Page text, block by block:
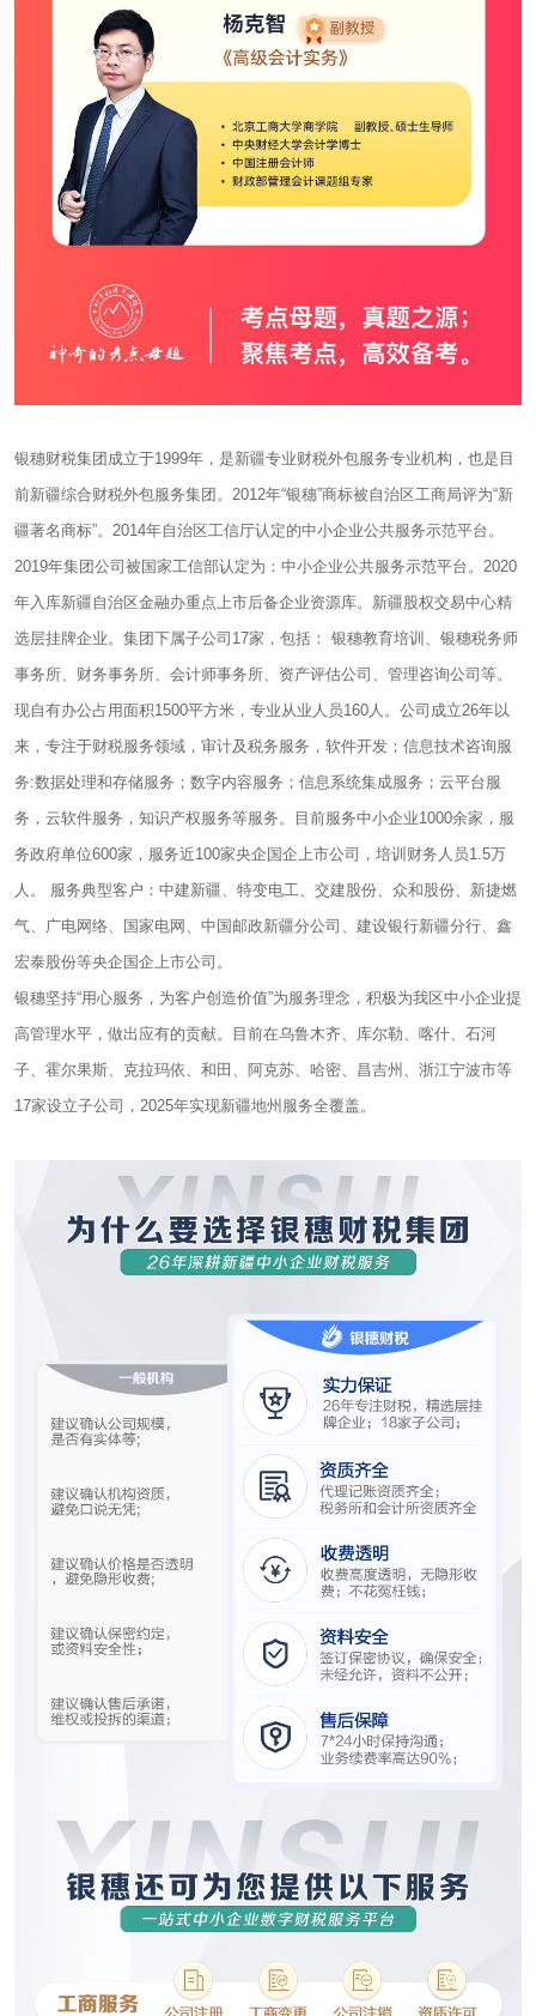
银穗财税集团成立于1999年，是新疆专业财税外包服务专业机构，也是目
前新疆综合财税外包服务集团。2012年“银穗”商标被自治区工商局评为“新
疆著名商标”。2014年自治区工信厅认定的中小企业公共服务示范平台。
2019年集团公司被国家工信部认定为：中小企业公共服务示范平台。2020
年入库新疆自治区金融办重点上市后备企业资源库。新疆股权交易中心精
选层挂牌企业。集团下属子公司17家，包括： 银穗教育培训、银穗税务师
事务所、财务事务所、会计师事务所、资产评估公司、管理咨询公司等。
现自有办公占用面积1500平方米，专业从业人员160人。公司成立26年以
来，专注于财税服务领域，审计及税务服务，软件开发；信息技术咨询服
务:数据处理和存储服务；数字内容服务；信息系统集成服务；云平台服
务，云软件服务，知识产权服务等服务。目前服务中小企业1000余家，服
务政府单位600家，服务近100家央企国企上市公司，培训财务人员1.5万
人。 服务典型客户：中建新疆、特变电工、交建股份、众和股份、新捷燃
气、广电网络、国家电网、中国邮政新疆分公司、建设银行新疆分行、鑫
宏泰股份等央企国企上市公司。
银穗坚持“用心服务，为客户创造价值”为服务理念，积极为我区中小企业提
高管理水平，做出应有的贡献。目前在乌鲁木齐、库尔勒、喀什、石河
子、霍尔果斯、克拉玛依、和田、阿克苏、哈密、昌吉州、浙江宁波市等
17家设立子公司，2025年实现新疆地州服务全覆盖。